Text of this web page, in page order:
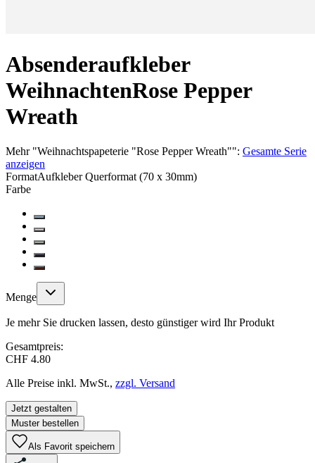
Absenderaufkleber
WeihnachtenRose Pepper
Wreath
Mehr"Weihnachtspapeterie "Rose Pepper Wreath"": Gesamte Serie
anzeigen
FormatAufkleber Querformat (70 x 30mm)
Farbe
Menge
Je mehr Sie drucken lassen, desto günstiger wird Ihr Produkt
Gesamtpreis:
CHF 4.80
Alle Preise inkl. MwSt., zzgl. Versand
Jetzt gestalten
Muster bestellen
Als Favorit speichern